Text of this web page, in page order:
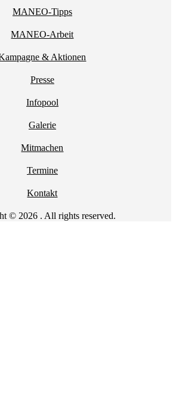
MANEO-Tipps
MANEO-Arbeit
& Aktionen
Presse
Infopool
Galerie
Mitmachen
Termine
Kontakt
© 2026 . All rights reserved.